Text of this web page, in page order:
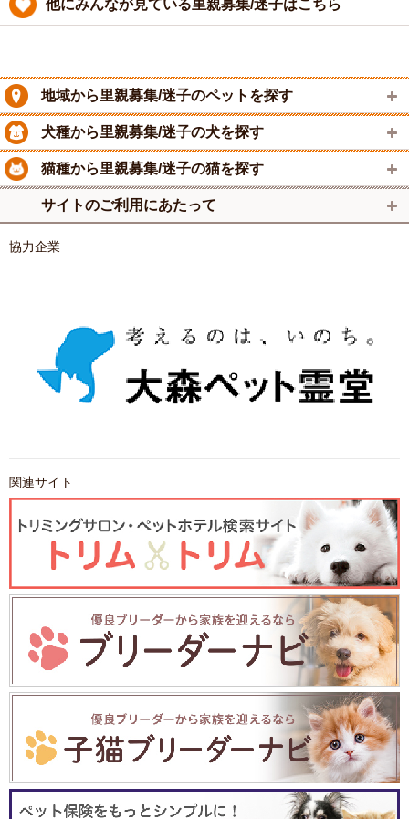
他にみんなが見ている里親募集/迷子はこちら
地域から里親募集/迷子のペットを探す
犬種から里親募集/迷子の犬を探す
猫種から里親募集/迷子の猫を探す
サイトのご利用にあたって
協力企業
関連サイト